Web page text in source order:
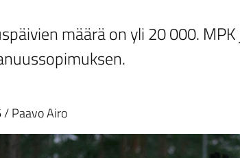
määrä on yli 20 000.
/Paavo Airo